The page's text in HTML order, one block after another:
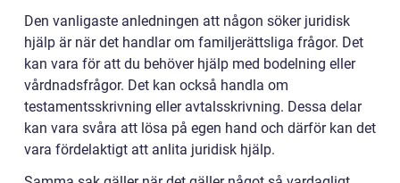
Den vanligaste anledningen att någon söker juridisk
hjälp är när det handlar om familjerättsliga frågor. Det
kan vara för att du behöver hjälp med bodelning eller
vårdnadsfrågor. Det kan också handla om
testamentsskrivning eller avtalsskrivning. Dessa delar
kan vara svåra att lösa på egen hand och därför kan det
vara fördelaktigt att anlita juridisk hjälp.